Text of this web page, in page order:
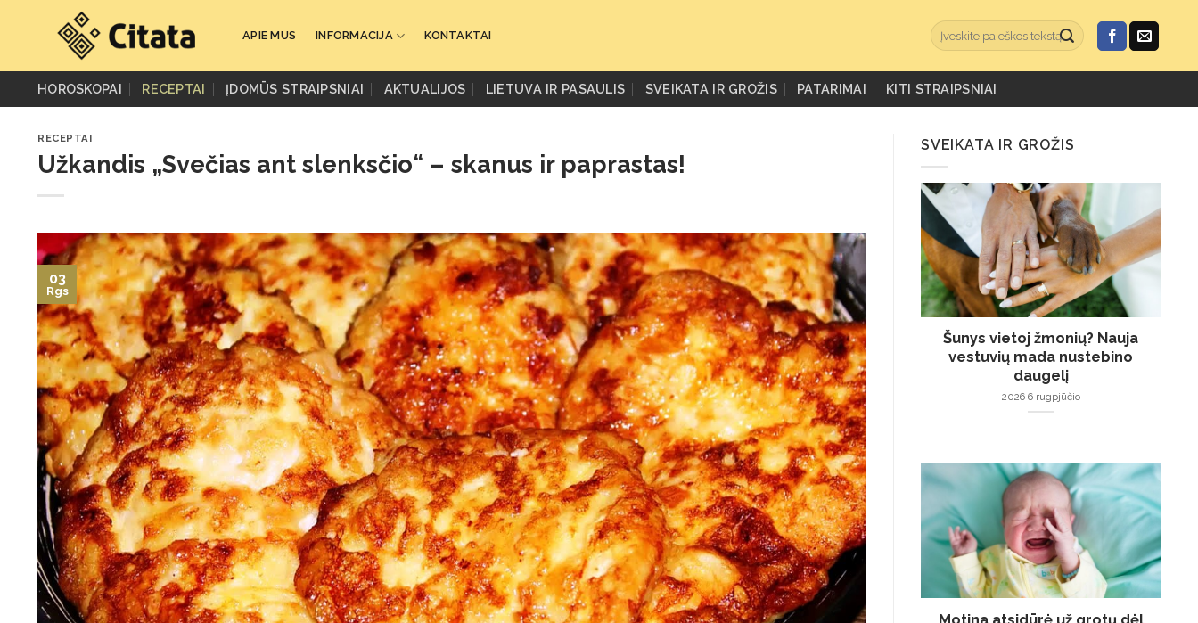
APIE MUS INFORMACIJA KONTAKTAI
HOROSKOPAI RECEPTAI ĮDOMŪS STRAIPSNIAI AKTUALIJOS LIETUVA IR PASAULIS SVEIKATA IR GROŽIS PATARIMAI KITI STRAIPSNIAI
RECEPTAI
Užkandis „Svečias ant slenksčio“ – skanus ir paprastas!
03
Rgs
SVEIKATA IR GROŽIS
Šunys vietoj žmonių? Nauja
vestuvių mada nustebino
daugelį
2026 6 rugpjūčio
Motina atsidūrė už grotų dėl